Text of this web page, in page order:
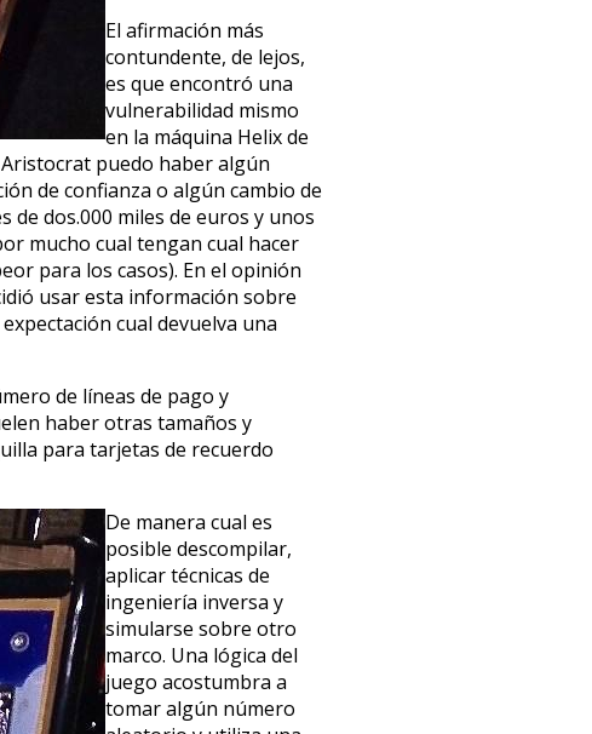
El afirmación más
contundente, de lejos,
es que encontró una
vulnerabilidad mismo
en la máquina Helix de
puedo haber algún
de confianza o algún cambio de
dos.000 miles de euros y unos
mucho cual tengan cual hacer
para los casos). En el opinión
usar esta información sobre
cual devuelva una
de líneas de pago y
haber otras tamaños y
para tarjetas de recuerdo
De manera cual es
posible descompilar,
aplicar técnicas de
ingeniería inversa y
simularse sobre otro
marco. Una lógica del
juego acostumbra a
tomar algún número